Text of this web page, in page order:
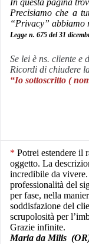
In questa pagina
Precisiamo che a
“Privacy” abbiamo
Legge n. 675 del 31
Se lei è ns. cliente e
Ricordi di chiudere
“Io sottoscritto (
* Potrei estendere il
oggetto. La
incredibile da
professionalità del
per fase, nella
soddisfazione del
scrupolosità per
Grazie infinite.
Maria da Milis